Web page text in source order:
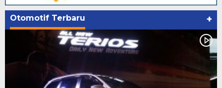
Otomotif Terbaru +